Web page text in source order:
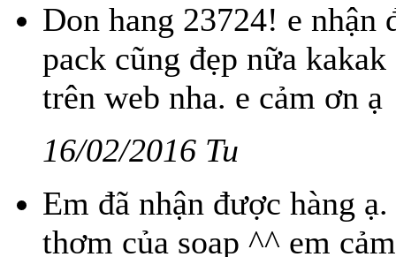
Don hang 23724! e
pack cũng đẹp nữa
trên web nha. e cảm ơn ạ
16/02/2016 Tu
Em đã nhận được hàng
thơm của soap ^^ em